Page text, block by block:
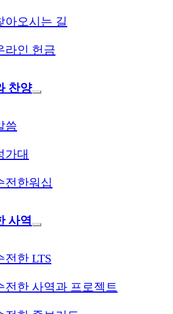
아오시는 길
라인 헌금
찬양
씀
가대
전한워십
사역
전한 LTS
전한 사역과 프로젝트